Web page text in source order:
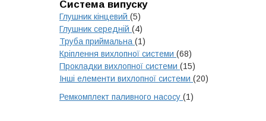
Система випуску
Глушник кінцевий (5)
Глушник середній (4)
Труба приймальна (1)
Кріплення вихлопної системи (68)
Прокладки вихлопної системи (15)
Інші елементи вихлопної системи (20)
Ремкомплект паливного насосу (1)